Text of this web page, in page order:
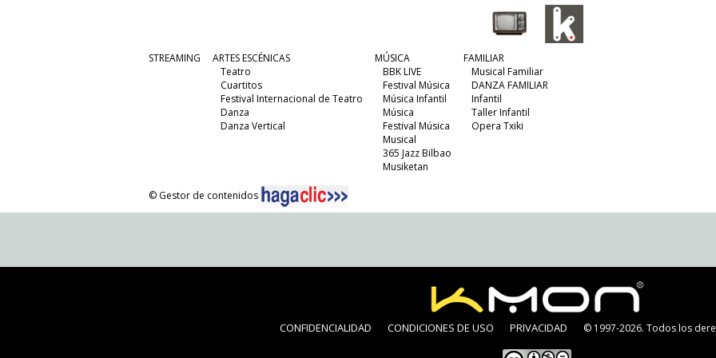
STREAMING
ARTES ESCÉNICAS
Teatro
Cuartitos
Festival Internacional de Teatro
Danza
Danza Vertical
MÚSICA
BBK LIVE
Festival Música
Música Infantil
Música
Festival Música
Musical
365 Jazz Bilbao
Musiketan
FAMILIAR
Musical Familiar
DANZA FAMILIAR
Infantil
Taller Infantil
Opera Txiki
© Gestor de contenidos
CONFIDENCIALIDAD CONDICIONES DE USO PRIVACIDAD © 1997-2026. Todos los